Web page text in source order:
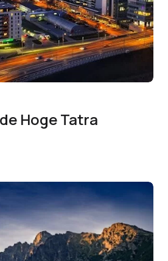
Hoge Tatra